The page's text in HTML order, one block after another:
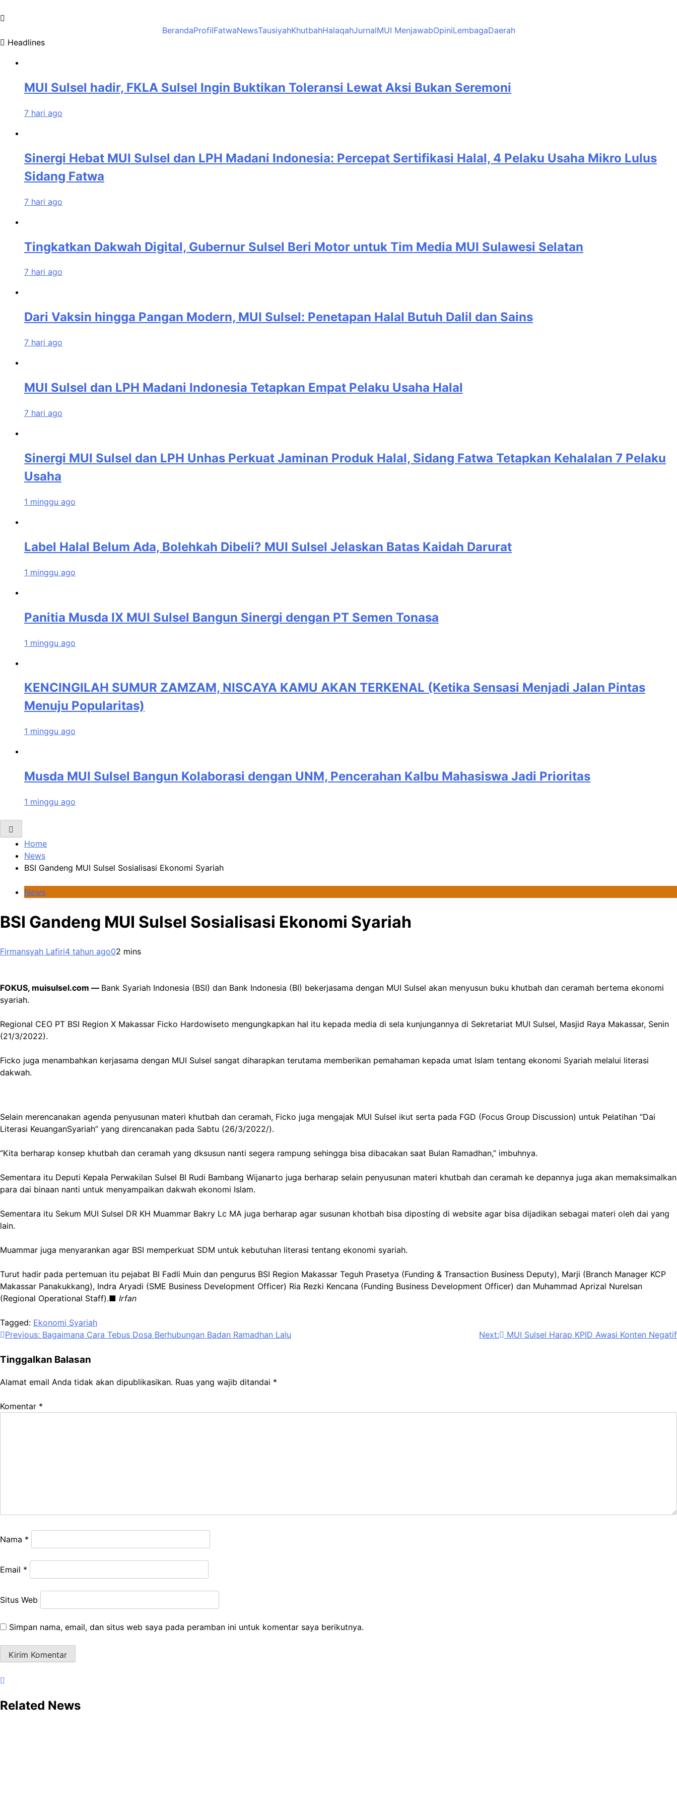
to
BerandaProfilFatwaNewsTausiyahKhutbahHalaqahJurnalMUI MenjawabOpiniLembagaDaerah
Headlines
MUI Sulsel hadir, FKLA Sulsel Ingin Buktikan Toleransi Lewat Aksi Bukan Seremoni
7 hari ago
Sinergi Hebat MUI Sulsel dan LPH Madani Indonesia: Percepat Sertifikasi Halal, 4 Pelaku Usaha Mikro Lulus
Sidang Fatwa
7 hari ago
Tingkatkan Dakwah Digital, Gubernur Sulsel Beri Motor untuk Tim Media MUI Sulawesi Selatan
7 hari ago
Dari Vaksin hingga Pangan Modern, MUI Sulsel: Penetapan Halal Butuh Dalil dan Sains
7 hari ago
MUI Sulsel dan LPH Madani Indonesia Tetapkan Empat Pelaku Usaha Halal
7 hari ago
Sinergi MUI Sulsel dan LPH Unhas Perkuat Jaminan Produk Halal, Sidang Fatwa Tetapkan Kehalalan 7 Pelaku
Usaha
1 minggu ago
Label Halal Belum Ada, Bolehkah Dibeli? MUI Sulsel Jelaskan Batas Kaidah Darurat
1 minggu ago
Panitia Musda IX MUI Sulsel Bangun Sinergi dengan PT Semen Tonasa
1 minggu ago
KENCINGILAH SUMUR ZAMZAM, NISCAYA KAMU AKAN TERKENAL (Ketika Sensasi Menjadi Jalan Pintas
Menuju Popularitas)
1 minggu ago
Musda MUI Sulsel Bangun Kolaborasi dengan UNM, Pencerahan Kalbu Mahasiswa Jadi Prioritas
1 minggu ago
Home
News
BSI Gandeng MUI Sulsel Sosialisasi Ekonomi Syariah
News
BSI Gandeng MUI Sulsel Sosialisasi Ekonomi Syariah
Firmansyah Lafiri4 tahun ago02 mins
FOKUS, muisulsel.com — Bank Syariah Indonesia (BSI) dan Bank Indonesia (BI) bekerjasama dengan MUI Sulsel akan menyusun buku khutbah dan ceramah bertema ekonomi
syariah.
Regional CEO PT BSI Region X Makassar Ficko Hardowiseto mengungkapkan hal itu kepada media di sela kunjungannya di Sekretariat MUI Sulsel, Masjid Raya Makassar, Senin
(21/3/2022).
Ficko juga menambahkan kerjasama dengan MUI Sulsel sangat diharapkan terutama memberikan pemahaman kepada umat Islam tentang ekonomi Syariah melalui literasi
dakwah.
Selain merencanakan agenda penyusunan materi khutbah dan ceramah, Ficko juga mengajak MUI Sulsel ikut serta pada FGD (Focus Group Discussion) untuk Pelatihan “Dai
Literasi KeuanganSyariah” yang direncanakan pada Sabtu (26/3/2022/).
“Kita berharap konsep khutbah dan ceramah yang dksusun nanti segera rampung sehingga bisa dibacakan saat Bulan Ramadhan,” imbuhnya.
Sementara itu Deputi Kepala Perwakilan Sulsel BI Rudi Bambang Wijanarto juga berharap selain penyusunan materi khutbah dan ceramah ke depannya juga akan memaksimalkan
para dai binaan nanti untuk menyampaikan dakwah ekonomi Islam.
Sementara itu Sekum MUI Sulsel DR KH Muammar Bakry Lc MA juga berharap agar susunan khotbah bisa diposting di website agar bisa dijadikan sebagai materi oleh dai yang
lain.
Muammar juga menyarankan agar BSI memperkuat SDM untuk kebutuhan literasi tentang ekonomi syariah.
Turut hadir pada pertemuan itu pejabat BI Fadli Muin dan pengurus BSI Region Makassar Teguh Prasetya (Funding & Transaction Business Deputy), Marji (Branch Manager KCP
Makassar Panakukkang), Indra Aryadi (SME Business Development Officer) Ria Rezki Kencana (Funding Business Development Officer) dan Muhammad Aprizal Nurelsan
(Regional Operational Staff).■ Irfan
Tagged: Ekonomi Syariah
Navigasi
pos
Previous: Bagaimana Cara Tebus Dosa Berhubungan Badan Ramadhan Lalu Next: MUI Sulsel Harap KPID Awasi Konten Negatif
Tinggalkan Balasan
Alamat email Anda tidak akan dipublikasikan. Ruas yang wajib ditandai *
Komentar *
Nama *
Email *
Situs Web
Simpan nama, email, dan situs web saya pada peramban ini untuk komentar saya berikutnya.
Related News